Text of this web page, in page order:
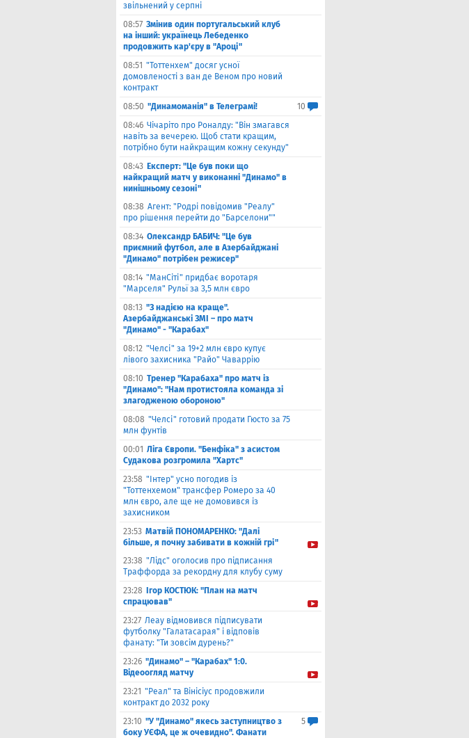
звільнений у серпні
08:57 Змінив один португальський клуб
на інший: українець Лебеденко
продовжить кар'єру в "Ароці"
08:51 "Тоттенхем" досяг усної
домовленості з ван де Веном про новий
контракт
08:50 "Динамоманія" в Телеграмі!
10
08:46 Чiчаріто про Роналду: "Він змагався
навіть за вечерею. Щоб стати кращим,
потрібно бути найкращим кожну секунду"
08:43 Експерт: "Це був поки що
найкращий матч у виконанні "Динамо" в
нинішньому сезоні"
08:38 Агент: "Родрі повідомив "Реалу"
про рішення перейти до "Барселони""
08:34 Олександр БАБИЧ: "Це був
приємний футбол, але в Азербайджані
"Динамо" потрібен режисер"
08:14 "МанСіті" придбає воротаря
"Марселя" Рульї за 3,5 млн євро
08:13 "З надією на краще".
Азербайджанські ЗМІ – про матч
"Динамо" - "Карабах"
08:12 "Челсі" за 19+2 млн євро купує
лівого захисника "Райо" Чаваррію
08:10 Тренер "Карабаха" про матч із
"Динамо": "Нам протистояла команда зі
злагодженою обороною"
08:08 "Челсі" готовий продати Гюсто за 75
млн фунтів
00:01 Ліга Європи. "Бенфіка" з асистом
Судакова розгромила "Хартс"
23:58 "Інтер" усно погодив із
"Тоттенхемом" трансфер Ромеро за 40
млн євро, але ще не домовився із
захисником
23:53 Матвiй ПОНОМАРЕНКО: "Далі
більше, я почну забивати в кожній грі"
23:38 "Лідс" оголосив про підписання
Траффорда за рекордну для клубу суму
23:28
Ігор КОСТЮК: "План на матч
спрацював"
23:27 Леау відмовився підписувати
футболку "Галатасарая" і відповів
фанату: "Ти зовсім дурень?"
23:26 "Динамо" – "Карабах" 1:0.
Відеоогляд матчу
23:21 "Реал" та Вінісіус продовжили
контракт до 2032 року
23:10 "У "Динамо" якесь заступництво з
боку УЄФА, це ж очевидно". Фанати
5